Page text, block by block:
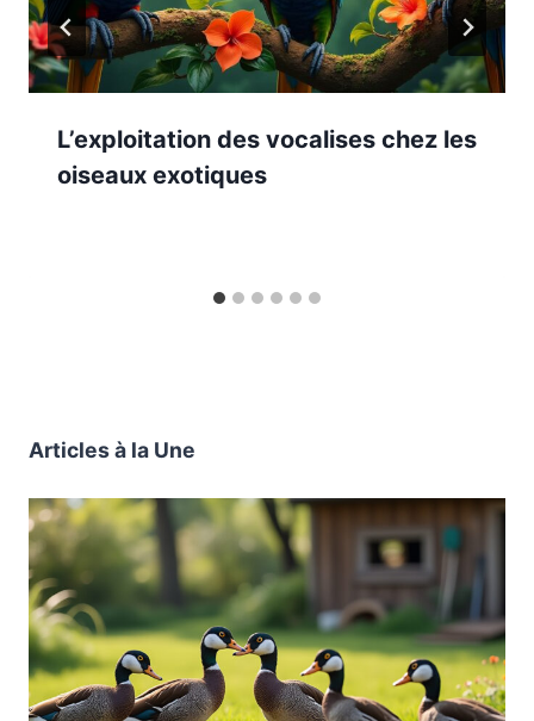
L’exploitation des vocalises chez les
oiseaux exotiques
Articles à la Une